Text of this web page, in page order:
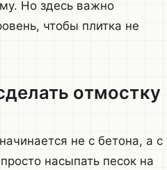
Но здесь важно
чтобы плитка не
отмостку
не с бетона, а с
насыпать песок на